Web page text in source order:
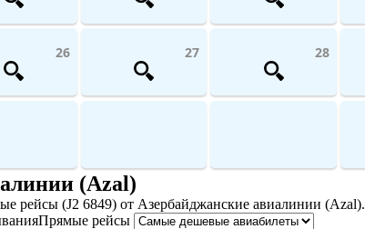
26 27 28
(Azal)
рейсы (J2 6849) от Азербайджанские авиалинии (Azal).
Прямые рейсы